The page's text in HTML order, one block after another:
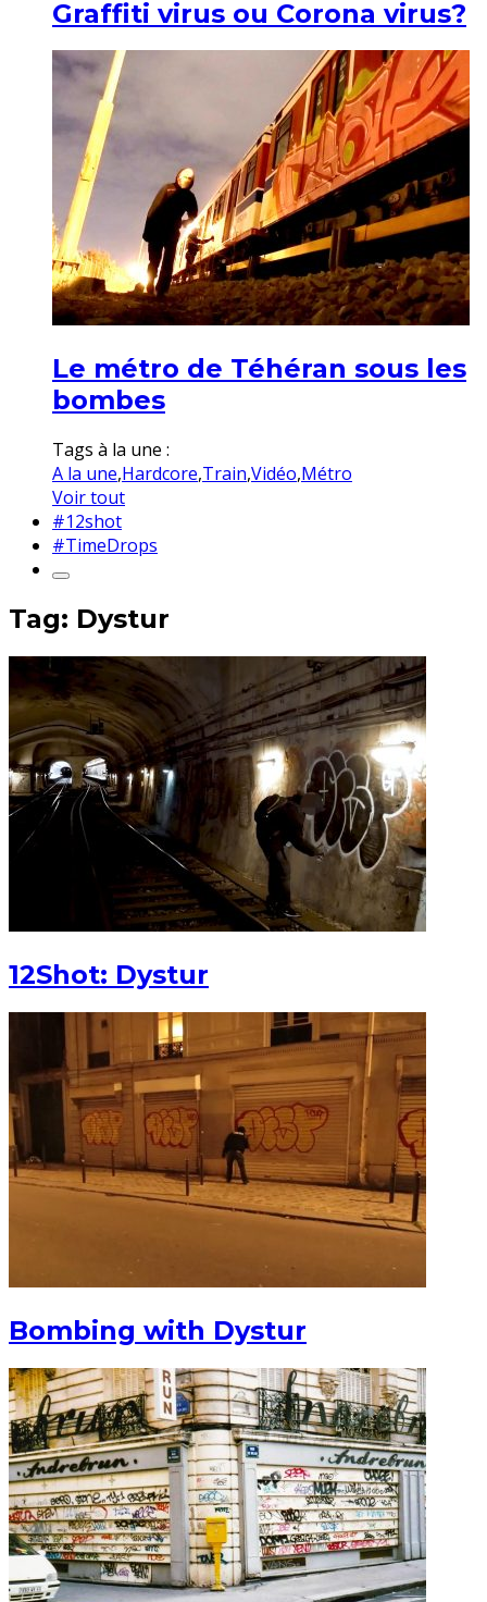
Graffiti virus ou Corona virus?
Le métro de Téhéran sous les
bombes
Tags à la une :
A la une,Hardcore,Train,Vidéo,Métro
Voir tout
#12shot
#TimeDrops
Tag: Dystur
12Shot: Dystur
Bombing with Dystur